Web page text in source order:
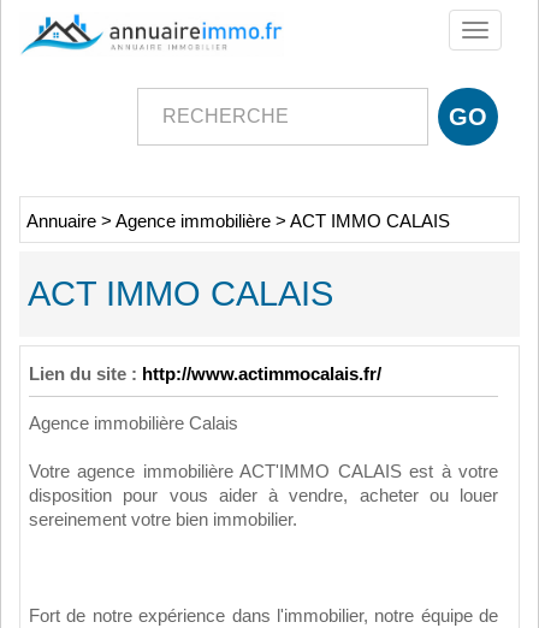
Toggle
Annuaire > Agence immobilière > ACT IMMO CALAIS
ACT IMMO CALAIS
Lien du site : http://www.actimmocalais.fr/
Agence immobilière Calais
Votre agence immobilière ACT'IMMO CALAIS est à votre
disposition pour vous aider à vendre, acheter ou louer
sereinement votre bien immobilier.
Fort de notre expérience dans l'immobilier, notre équipe de